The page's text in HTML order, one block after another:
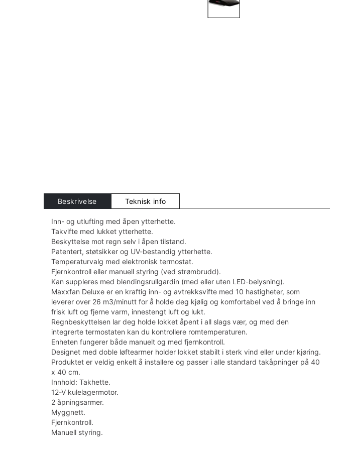
Beskrivelse Teknisk info
Inn- og utlufting med åpen ytterhette.
Takvifte med lukket ytterhette.
Beskyttelse mot regn selv i åpen tilstand.
Patentert, støtsikker og UV-bestandig ytterhette.
Temperaturvalg med elektronisk termostat.
Fjernkontroll eller manuell styring (ved strømbrudd).
Kan suppleres med blendingsrullgardin (med eller uten LED-belysning).
Maxxfan Deluxe er en kraftig inn- og avtrekksvifte med 10 hastigheter, som
leverer over 26 m3/minutt for å holde deg kjølig og komfortabel ved å bringe inn
frisk luft og fjerne varm, innestengt luft og lukt.
Regnbeskyttelsen lar deg holde lokket åpent i all slags vær, og med den
integrerte termostaten kan du kontrollere romtemperaturen.
Enheten fungerer både manuelt og med fjernkontroll.
Designet med doble løftearmer holder lokket stabilt i sterk vind eller under kjøring.
Produktet er veldig enkelt å installere og passer i alle standard takåpninger på 40
x 40 cm.
Innhold: Takhette.
12-V kulelagermotor.
2 åpningsarmer.
Myggnett.
Fjernkontroll.
Manuell styring.